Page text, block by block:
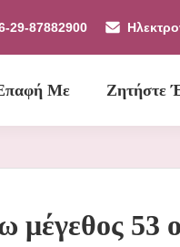
29-87882900
Με Ζητήστε
53